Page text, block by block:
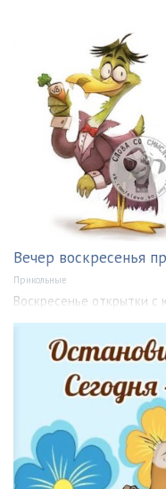
Вечер воскресенья
Прикольные
Воскресенье открытки с